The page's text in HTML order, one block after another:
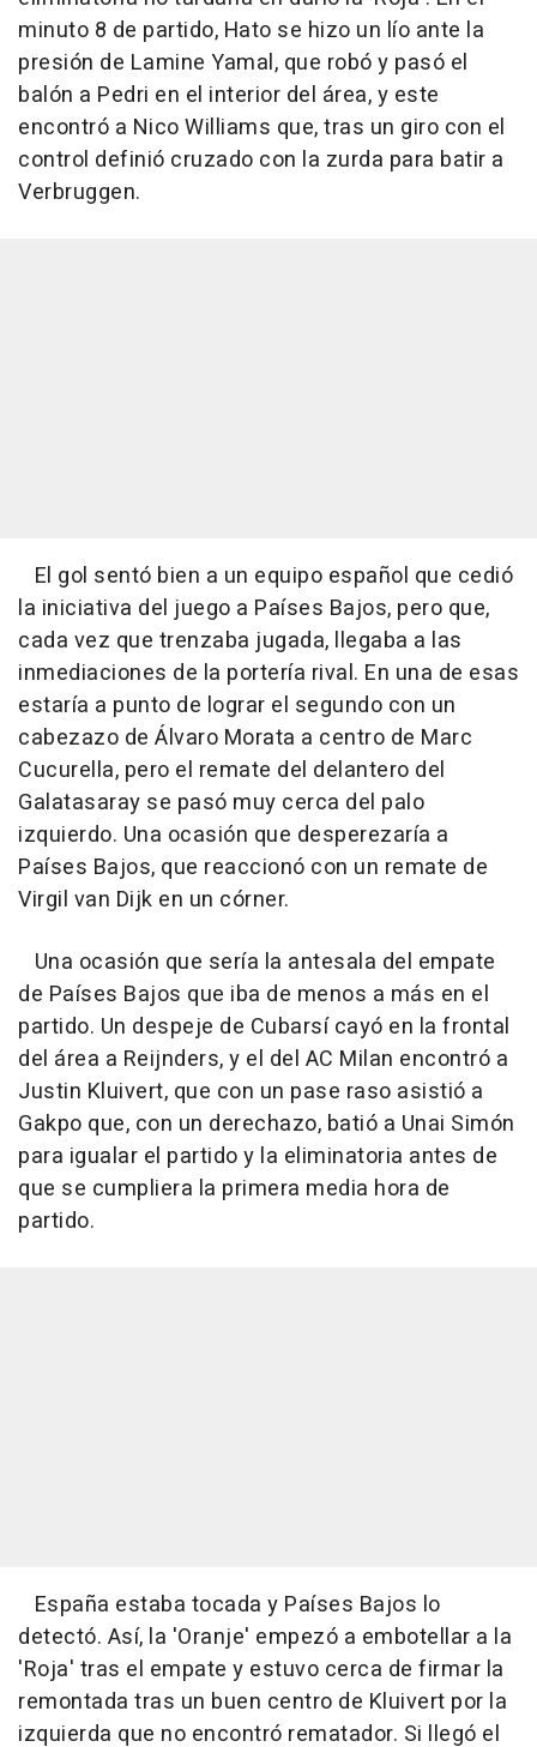
minuto 8 de partido, Hato se hizo un lío ante la
presión de Lamine Yamal, que robó y pasó el
balón a Pedri en el interior del área, y este
encontró a Nico Williams que, tras un giro con el
control definió cruzado con la zurda para batir a
Verbruggen.
El gol sentó bien a un equipo español que cedió
la iniciativa del juego a Países Bajos, pero que,
cada vez que trenzaba jugada, llegaba a las
inmediaciones de la portería rival. En una de esas
estaría a punto de lograr el segundo con un
cabezazo de Álvaro Morata a centro de Marc
Cucurella, pero el remate del delantero del
Galatasaray se pasó muy cerca del palo
izquierdo. Una ocasión que desperezaría a
Países Bajos, que reaccionó con un remate de
Virgil van Dijk en un córner.
Una ocasión que sería la antesala del empate
de Países Bajos que iba de menos a más en el
partido. Un despeje de Cubarsí cayó en la frontal
del área a Reijnders, y el del AC Milan encontró a
Justin Kluivert, que con un pase raso asistió a
Gakpo que, con un derechazo, batió a Unai Simón
para igualar el partido y la eliminatoria antes de
que se cumpliera la primera media hora de
partido.
España estaba tocada y Países Bajos lo
detectó. Así, la 'Oranje' empezó a embotellar a la
'Roja' tras el empate y estuvo cerca de firmar la
remontada tras un buen centro de Kluivert por la
izquierda que no encontró rematador. Si llegó el